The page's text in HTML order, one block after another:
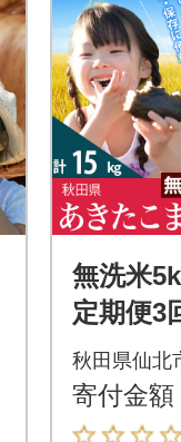
無洗米
定期便3
ち 5kg
303
秋田県仙北
寄付金額